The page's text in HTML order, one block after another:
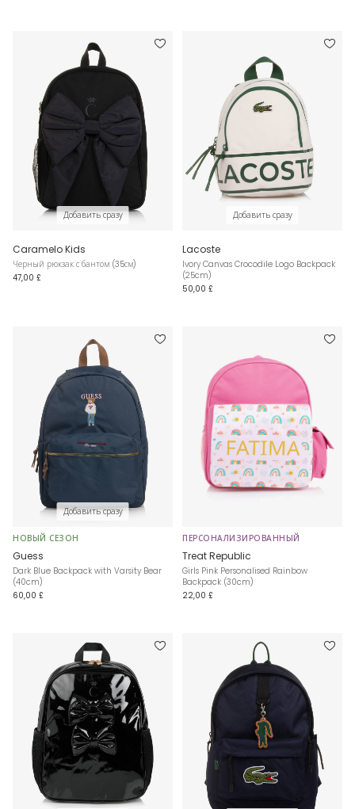
Добавить сразу
Caramelo Kids
Черный рюкзак с бантом (35см)
47,00 £
Добавить сразу
Lacoste
Ivory Canvas Crocodile Logo Backpack
(25cm)
50,00 £
Добавить сразу
НОВЫЙ СЕЗОН
Guess
Dark Blue Backpack with Varsity Bear
(40cm)
60,00 £
ПЕРСОНАЛИЗИРОВАННЫЙ
Treat Republic
Girls Pink Personalised Rainbow
Backpack (30cm)
22,00 £